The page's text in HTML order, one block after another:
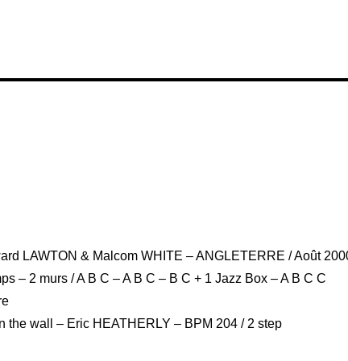
LAWTON & Malcom WHITE – ANGLETERRE / Août
– 2 murs / A B C – A B C – B C + 1 Jazz Box – A B C C
the wall – Eric HEATHERLY – BPM 204 / 2 step